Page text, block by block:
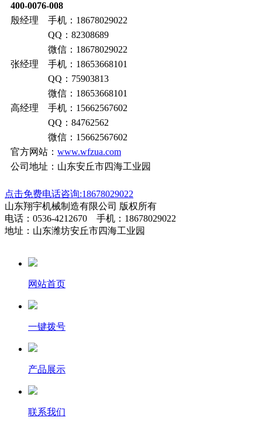
400-0076-008
殷经理 手机：18678029022
QQ：82308689
微信：18678029022
张经理 手机：18653668101
QQ：75903813
微信：18653668101
高经理 手机：15662567602
QQ：84762562
微信：15662567602
官方网站： www.wfzua.com
公司地址：山东安丘市四海工业园
点击免费电话咨询:18678029022
山东翔宇机械制造有限公司 版权所有
电话：0536-4212670 手机：18678029022
地址：山东潍坊安丘市四海工业园
网站首页
一键拨号
产品展示
联系我们